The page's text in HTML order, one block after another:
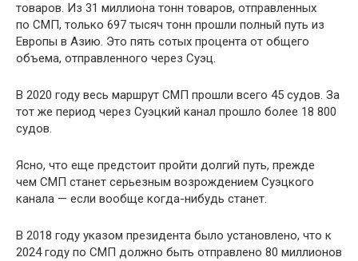
товаров. Из 31 миллиона тонн товаров, отправленных
по СМП, только 697 тысяч тонн прошли полный путь из
Европы в Азию. Это пять сотых процента от общего
объема, отправленного через Суэц.
В 2020 году весь маршрут СМП прошли всего 45 судов. За
тот же период через Суэцкий канал прошло более 18 800
судов.
Ясно, что еще предстоит пройти долгий путь, прежде
чем СМП станет серьезным возрождением Суэцкого
канала — если вообще когда-нибудь станет.
В 2018 году указом президента было установлено, что к
2024 году по СМП должно быть отправлено 80 миллионов